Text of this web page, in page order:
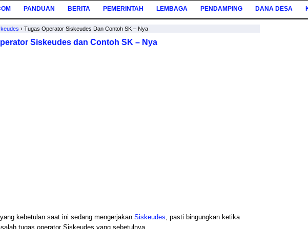
PANDUAN BERITA PEMERINTAH LEMBAGA PENDAMPING DANA DESA
› Tugas Operator Siskeudes Dan Contoh SK – Nya
Siskeudes dan Contoh SK – Nya
kebetulan saat ini sedang mengerjakan Siskeudes, pasti bingungkan ketika
tugas operator Siskeudes yang sebetulnya.